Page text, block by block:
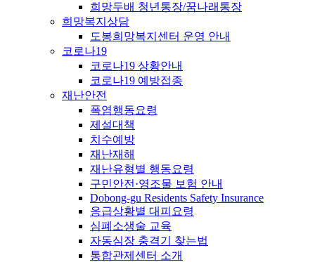
희망두배 청년통장/꿈나래통장
희망복지상담
도봉희망복지센터 운영 안내
코로나19
코로나19 상황안내
코로나19 예방접종
재난안전
폭염행동요령
제설대책
치수예방
재난재해
재난유형별 행동요령
구민안전·영조물 보험 안내
Dobong-gu Residents Safety Insurance
응급상황별 대피요령
심폐소생술 교육
자동심장 충격기 찾는법
통합관제센터 소개